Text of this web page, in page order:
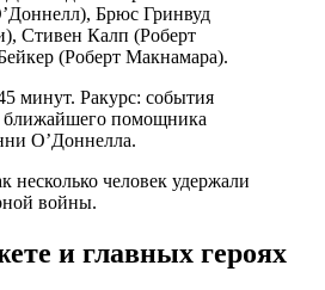
Брюс Гринвуд
Стивен Калп (Роберт
(Роберт Макнамара).
минут. Ракурс: события
ближайшего помощника
О’Доннелла.
несколько человек удержали
войны.
и главных героях